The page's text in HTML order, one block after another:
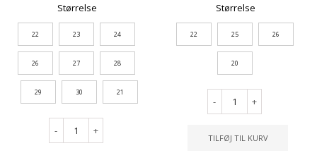
Størrelse
22 23 24
26 27 28
29 30 21
- +
Størrelse
22 25 26
20
- +
TILFØJ TIL KURV